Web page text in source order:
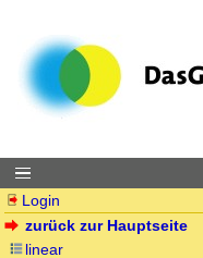
Login
zurück zur Hauptseite
linear